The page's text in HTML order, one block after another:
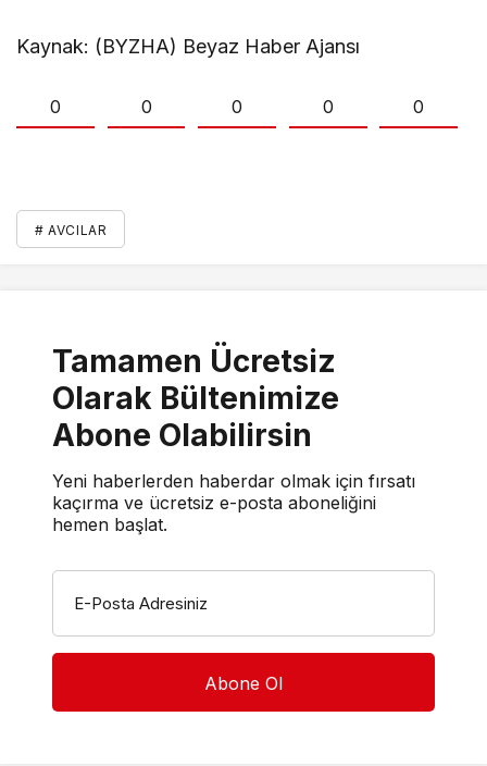
Kaynak: (BYZHA) Beyaz Haber Ajansı
0 0 0 0 0
# AVCILAR
Tamamen Ücretsiz
Olarak Bültenimize
Abone Olabilirsin
Yeni haberlerden haberdar olmak için fırsatı
kaçırma ve ücretsiz e-posta aboneliğini
hemen başlat.
E-Posta Adresiniz